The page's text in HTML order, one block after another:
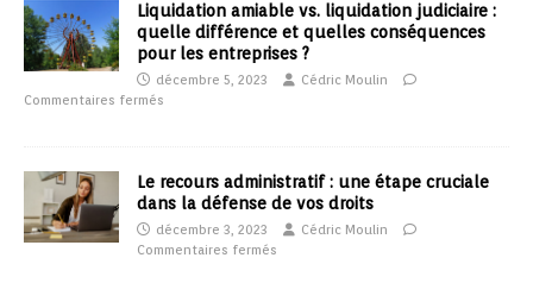
Liquidation amiable vs. liquidation judiciaire :
quelle différence et quelles conséquences
pour les entreprises ?
décembre 5, 2023
Cédric Moulin
Commentaires fermés
Le recours administratif : une étape cruciale
dans la défense de vos droits
décembre 3, 2023
Cédric Moulin
Commentaires fermés